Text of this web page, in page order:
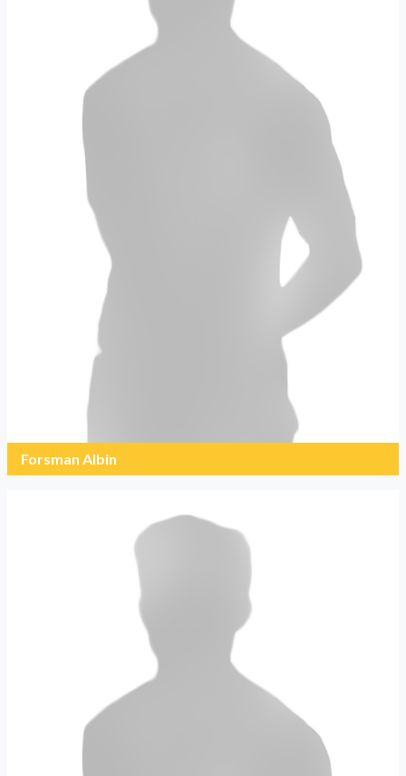
Forsman Albin